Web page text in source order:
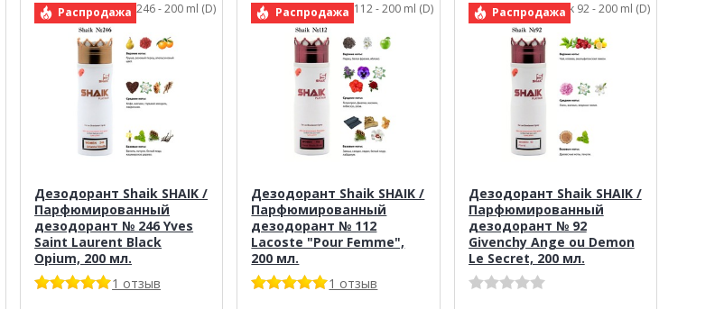
Распродажа
арт.: Shaik 246 - 200 ml (D)
Дезодорант Shaik SHAIK /
Парфюмированный
дезодорант № 246 Yves
Saint Laurent Black
Opium, 200 мл.
1 отзыв
Распродажа
арт.: Shaik 112 - 200 ml (D)
Дезодорант Shaik SHAIK /
Парфюмированный
дезодорант № 112
Lacoste "Pour Femme",
200 мл.
1 отзыв
Распродажа
арт.: Shaik 92 - 200 ml (D)
Дезодорант Shaik SHAIK /
Парфюмированный
дезодорант № 92
Givenchy Ange ou Demon
Le Secret, 200 мл.